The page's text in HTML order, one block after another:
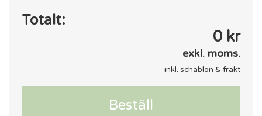
Totalt:
0 kr
exkl. moms.
inkl. schablon & frakt
Beställ